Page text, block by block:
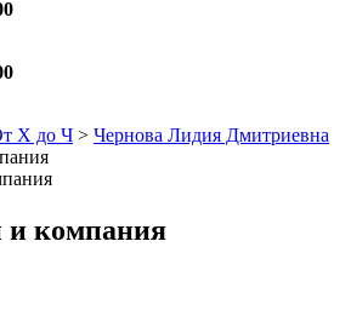
Х до Ч > Чернова Лидия Дмитриевна
компания